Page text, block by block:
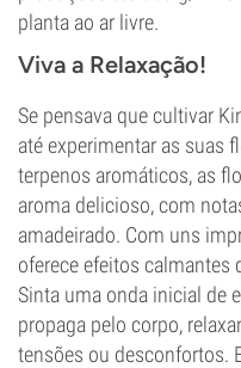
planta ao ar livre.
Viva a Relaxação!
Se pensava que cultivar
até experimentar as suas
terpenos aromáticos, as
aroma delicioso, com
amadeirado. Com uns
oferece efeitos calmantes
Sinta uma onda inicial de
propaga pelo corpo,
tensões ou desconfortos.